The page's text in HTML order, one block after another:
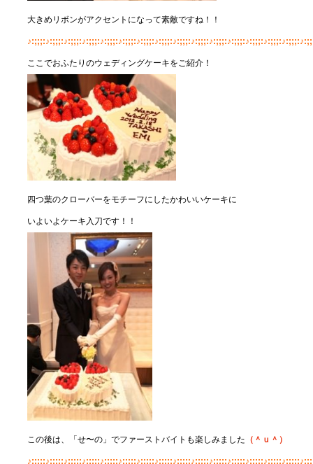
大きめリボンがアクセントになって素敵ですね！！
ここでおふたりのウェディングケーキをご紹介！
四つ葉のクローバーをモチーフにしたかわいいケーキに
いよいよケーキ入刀です！！
この後は、「せ〜の」でファーストバイトも楽しみました （＾ｕ＾）